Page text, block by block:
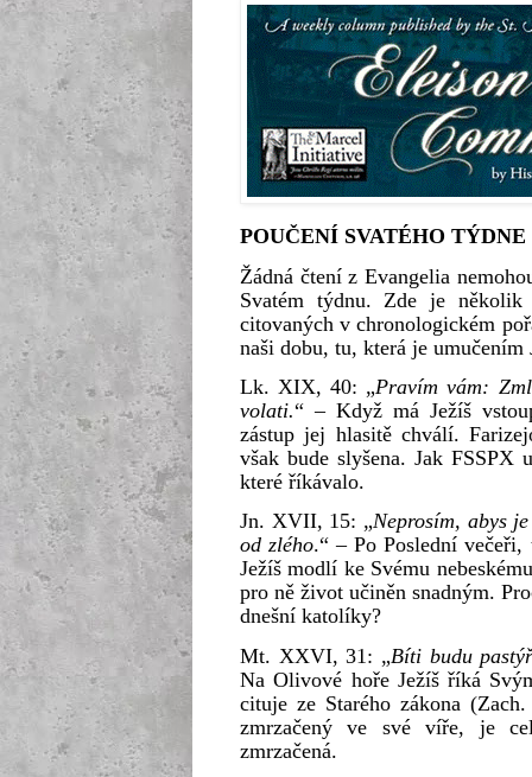
POUČENÍ SVATÉHO TÝDNE
Žádná čtení z Evangelia
Svatém týdnu. Zde je několik
citovaných v chronologickém
naši dobu, tu, která je umučením
Lk. XIX, 40: „Pravím vám:
volati.“ – Když má Ježíš
zástup jej hlasitě chválí.
však bude slyšena. Jak
které říkávalo.
Jn. XVII, 15: „Neprosím, abys
od zlého.“ – Po Poslední večeři,
Ježíš modlí ke Svému
pro ně život učiněn snadným.
dnešní katolíky?
Mt. XXVI, 31: „Bíti budu
Na Olivové hoře Ježíš říká
cituje ze Starého zákona
zmrzačený ve své víře, je
zmrzačená.